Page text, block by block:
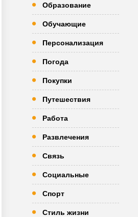
Образование
Обучающие
Персонализация
Погода
Покупки
Путешествия
Работа
Развлечения
Связь
Социальные
Спорт
Стиль жизни